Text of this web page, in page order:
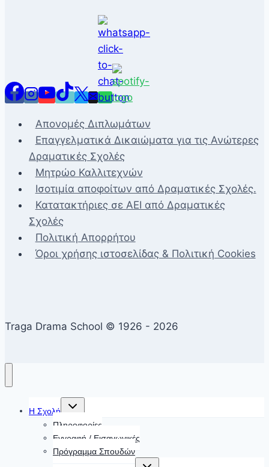
Απονομές Διπλωμάτων
Επαγγελματικά Δικαιώματα για τις Ανώτερες
Δραματικές Σχολές
Μητρώο Καλλιτεχνών
Ισοτιμία αποφοίτων από Δραματικές Σχολές.
Κατατακτήριες σε ΑΕΙ από Δραματικές
Σχολές
Πολιτική Απορρήτου
Όροι χρήσης ιστοσελίδας & Πολιτική Cookies
Traga Drama School © 1926 - 2026
Η Σχολή
Toggle
Πληροφορίες
Εγγραφή / Εισαγωγικές
Πρόγραμμα Σπουδών
Toggle